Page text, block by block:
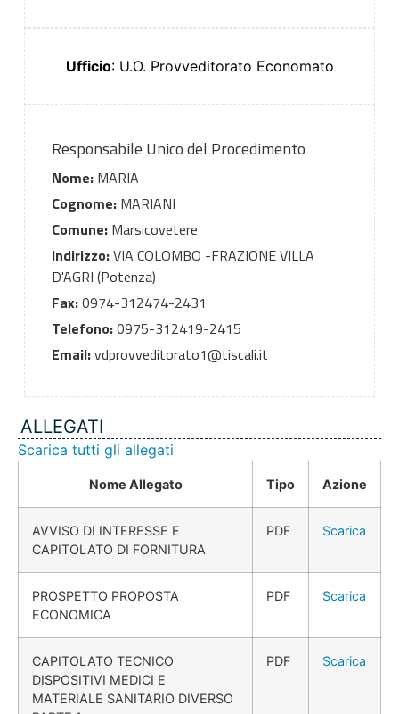
Ufficio: U.O. Provveditorato Economato
Responsabile Unico del Procedimento
Nome:MARIA
Cognome:MARIANI
Comune:Marsicovetere
Indirizzo:VIA COLOMBO -FRAZIONE VILLA
D'AGRI (Potenza)
Fax:0974-312474-2431
Telefono:0975-312419-2415
Email:vdprovveditorato1@tiscali.it
ALLEGATI
Scarica tutti gli allegati
Nome Allegato Tipo Azione
AVVISO DI INTERESSE E
CAPITOLATO DI FORNITURA
PDF Scarica
PROSPETTO PROPOSTA
ECONOMICA
PDF Scarica
CAPITOLATO TECNICO
DISPOSITIVI MEDICI E
MATERIALE SANITARIO DIVERSO
PDF Scarica